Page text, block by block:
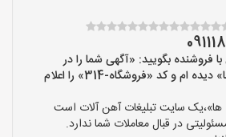
فروشنده بگویید: «آگهی شما را در
سایت «آهن آلاتی ها» دیده ام و کد «فروشگاه-314» را اعلام
سایت تبلیغات آهن آلات است
در قبال معاملات شما ندارد.